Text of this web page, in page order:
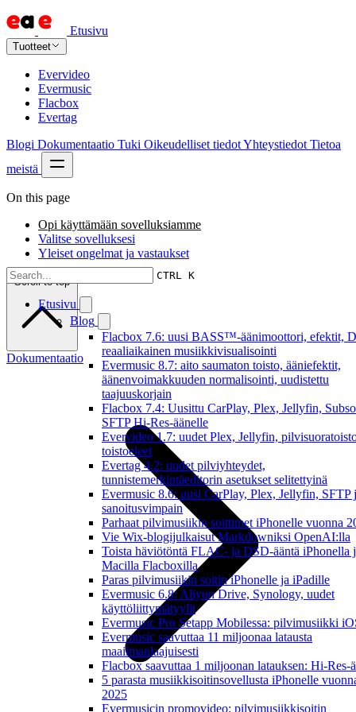
Etusivu
Tuotteet
Evervideo
Evermusic
Flacbox
Evertag
Blogi Dokumentaatio Tuki Oikeudelliset tiedotYhteystiedot Tietoa
meistä
CTRL K
Etusivu
Blog
Flacbox 7.6: uusi BASS™-äänimoottori, efektit,
reaaliaikainen musiikkivisualisointi
Evermusic 8.7: aito saumaton toisto, ääniefektit,
äänenvoimakkuuden normalisointi, uudistettu
taajuuskorjain
Flacbox 7.4: Uusittu CarPlay, Plex, Jellyfin,
SFTP Hi-Res-äänelle
Evervideo 1.7: uudet Plex, Jellyfin,
toistoeleet
Evertag 4.2: uudet pilviyhteydet,
tunnistemerkintäeditorin asetukset selitettyinä
Evermusic 8.6: uusi CarPlay, Plex, Jellyfin, SFTP
sanoitusvimpain
Parhaat pilvimusiikin soittimet iPhonelle vuonna
Vie Wix-blogijulkaisut Markdowniksi OpenAI:lla
Toista häviötöntä FLAC- ja DSD-ääntä iPhonella
Macilla Flacboxilla
Paras pilvimusiikin soitin iPhonelle ja iPadille
Evermusic 6.8: Aliyun Drive, Synology, uudet
käyttöliittymätyylit
Evermusic Pro Setapp Mobilessa: pilvimusiikki
Evermusic saavuttaa 11 miljoonaa latausta
maailmanlaajuisesti
Flacbox saavuttaa 1 miljoonan latauksen: Hi-Res-
5 parasta musiikkisoitinsovellusta iPhonelle
2025
Evermusicin promovideo: pilvimusiikkisoitin
On this page
Opi käyttämään sovelluksiamme
Valitse sovelluksesi
Yleiset ongelmat ja vastaukset
Scroll to top
Dokumentaatio